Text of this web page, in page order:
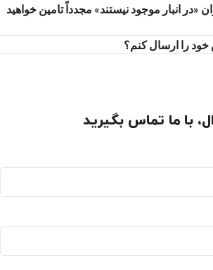
«در انبار موجود نیستند» مجدداً تامین خواهید
را ارسال کنم؟
با ما تماس بگیرید